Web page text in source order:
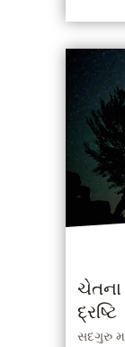
દ્રષ્ટિ
સદગુરુ